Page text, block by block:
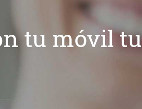
tu móvil tu